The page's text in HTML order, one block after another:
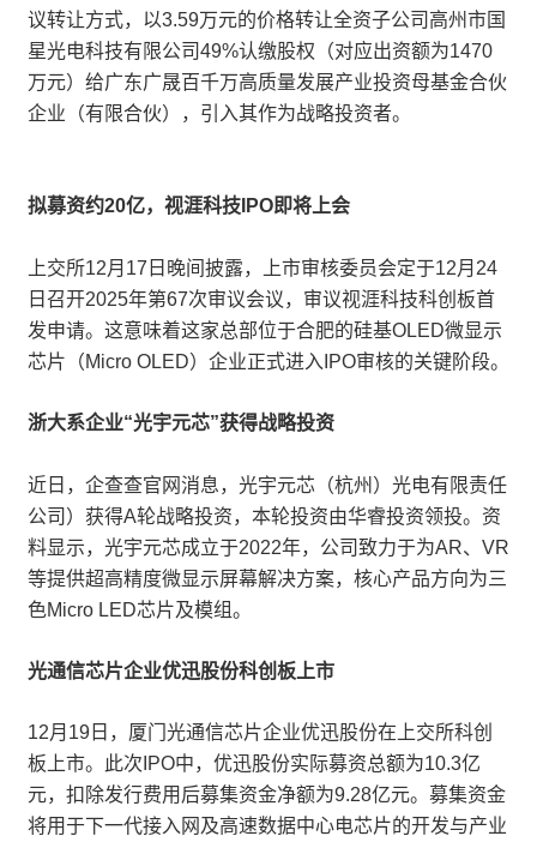
议转让方式，以3.59万元的价格转让全资子公司高州市国
星光电科技有限公司49%认缴股权（对应出资额为1470
万元）给广东广晟百千万高质量发展产业投资母基金合伙
企业（有限合伙），引入其作为战略投资者。
拟募资约20亿，视涯科技IPO即将上会
上交所12月17日晚间披露，上市审核委员会定于12月24
日召开2025年第67次审议会议，审议视涯科技科创板首
发申请。这意味着这家总部位于合肥的硅基OLED微显示
芯片（Micro OLED）企业正式进入IPO审核的关键阶段。
浙大系企业“光宇元芯”获得战略投资
近日，企查查官网消息，光宇元芯（杭州）光电有限责任
公司）获得A轮战略投资，本轮投资由华睿投资领投。资
料显示，光宇元芯成立于2022年，公司致力于为AR、VR
等提供超高精度微显示屏幕解决方案，核心产品方向为三
色Micro LED芯片及模组。
光通信芯片企业优迅股份科创板上市
12月19日，厦门光通信芯片企业优迅股份在上交所科创
板上市。此次IPO中，优迅股份实际募资总额为10.3亿
元，扣除发行费用后募集资金净额为9.28亿元。募集资金
将用于下一代接入网及高速数据中心电芯片的开发与产业